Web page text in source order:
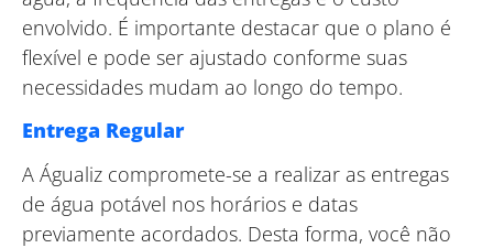
envolvido. É importante destacar que o plano é
flexível e pode ser ajustado conforme suas
necessidades mudam ao longo do tempo.
Entrega Regular
A Águaliz compromete-se a realizar as entregas
de água potável nos horários e datas
previamente acordados. Desta forma, você não